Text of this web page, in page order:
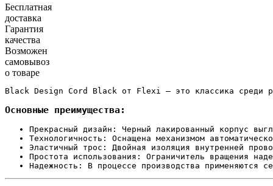
Бесплатная
доставка
Гарантия
качества
Возможен
самовывоз
о товаре
Black Design Cord Black от Flexi — это классика среди
Основные преимущества:
Прекрасный дизайн: Черный лакированный корпус
Технологичность: Оснащена механизмом
Эластичный трос: Двойная изоляция внутренней
Простота использования: Ограничитель вращения
Надежность: В процессе производства применяются